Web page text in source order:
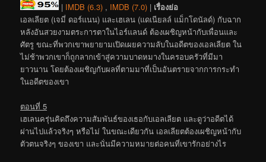
| IMDB (6.3) , IMDB (7.0) | เรื่องย่อ
เอลเลียต (เจมี่ ดอร์แนน) และเฮเลน (แดเนียลล์ แม็กโดนัลด์) กับฉาก
หลังอันสวยงามตระการตาในไอร์แลนด์ ต้องเผชิญหน้ากับเพื่อนและ
ศัตรู ขณะที่พวกเขาพยายามเปิดเผยความลับในอดีตของเอลเลียต ใน
ไม่ช้าพวกเขาก็ถูกลากเข้าสู่ความบาดหมางในครอบครัวที่มีมา
ยาวนาน โดยต้องเผชิญกับผลที่ตามมาที่เป็นอันตรายจากการกระทำ
ในอดีตของเขา
ตอนที่ 5
เฮเลนครุ่นคิดถึงความสัมพันธ์ของเธอกับเอลเลียต และดูว่าอดีตได้
ผ่านไปแล้วจริงๆ หรือไม่ ในขณะเดียวกัน เอลเลียตต้องเผชิญหน้ากับ
ตัวตนจริงๆ ของเขา และนั่นมีความหมายต่อคนที่เขารักอย่างไร